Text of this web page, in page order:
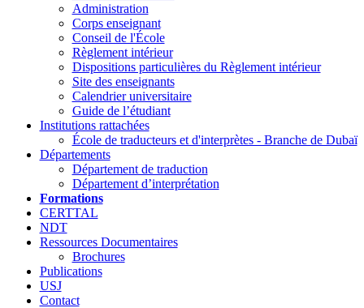
Administration
Corps enseignant
Conseil de l'École
Règlement intérieur
Dispositions particulières du Règlement intérieur
Site des enseignants
Calendrier universitaire
Guide de l’étudiant
Institutions rattachées
École de traducteurs et d'interprètes - Branche de Dubaï
Départements
Département de traduction
Département d’interprétation
Formations
CERTTAL
NDT
Ressources Documentaires
Brochures
Publications
USJ
Contact